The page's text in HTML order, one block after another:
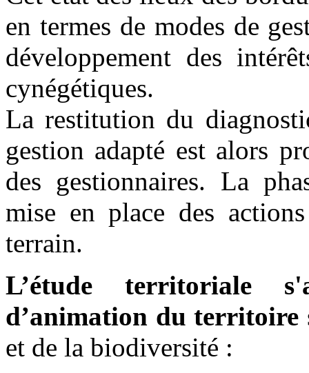
en termes de modes de
développement des
cynégétiques.
La restitution du
gestion adapté est alors
des gestionnaires. La
mise en place des
terrain.
L’étude territoriale
d’animation du territoire
et de la biodiversité :